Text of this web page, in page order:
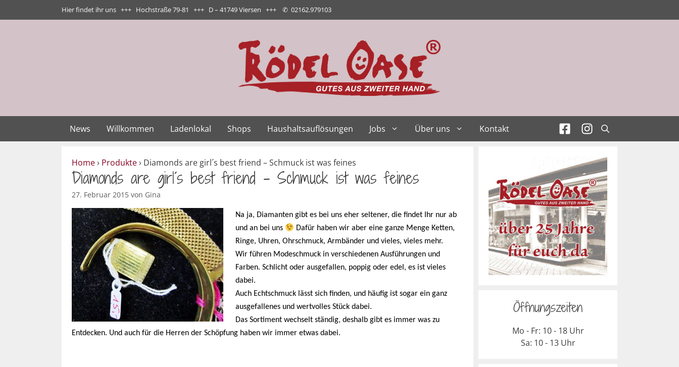
Inhalt
Hier findet ihr uns +++ Hochstraße 79-81 +++ D – 41749 Viersen +++ ✆ 02162.979103
News Willkommen Ladenlokal Shops Haushaltsauflösungen Jobs Über uns Kontakt
Home› Produkte› Diamonds are girl´s best friend – Schmuck ist was feines
Diamonds are girl´s best friend – Schmuck ist was feines
27. Februar 2015 von Gina
Na ja, Diamanten gibt es bei uns eher seltener, die findet Ihr nur ab
und an bei uns
Dafür haben wir aber eine ganze Menge Ketten,
Ringe, Uhren, Ohrschmuck, Armbänder und vieles, vieles mehr.
Wir führen Modeschmuck in verschiedenen Ausführungen und
Farben. Schlicht oder ausgefallen, poppig oder edel, es ist vieles
dabei.
Auch Echtschmuck lässt sich finden, und häufig ist sogar ein ganz
ausgefallenes und wertvolles Stück dabei.
Das Sortiment wechselt ständig, deshalb gibt es immer was zu
Entdecken. Und auch für die Herren der Schöpfung haben wir immer etwas dabei.
Öffnungszeiten
Mo - Fr: 10 - 18 Uhr
Sa: 10 - 13 Uhr